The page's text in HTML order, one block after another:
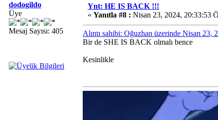
dodogildo
Üye
Mesaj Sayısı: 405
Ynt: HE IS BACK !!!
« Yanıtla #8 : Nisan 23, 2024, 20:33:53
Alıntı sahibi: Oğuzhan üzerinde Nisan 23,
Bir de SHE IS BACK olmalı bence
Kesinlikle